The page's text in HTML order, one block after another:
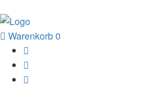
Warenkorb0